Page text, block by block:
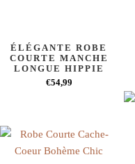
ÉLÉGANTE ROBE
COURTE MANCHE
LONGUE HIPPIE
€54,99